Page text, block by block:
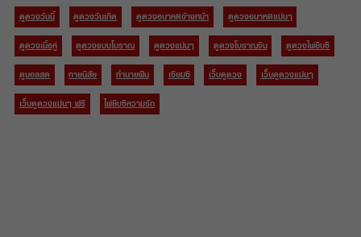
ดูดวงวันนี้
ดูดวงวันเกิด ดูดวงอนาคตข้างหน้า
ดูดวงอนาคตแม่นๆ
ดูดวงเนื้อคู่
ดูดวงแบบโบราณ ดูดวงแม่นๆ ดูดวงโบราณจีน
ดูดวงไพ่ยิบซี
ดูบอลสด
ทายนิสัย ทำนายฝัน เซียมซี เว็บดูดวง
เว็บดูดวงแม่นๆ
เว็บดูดวงแม่นๆ ฟรี
ไพ่ยิบซีความรัก